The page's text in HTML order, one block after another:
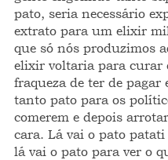
pato, seria necessário
extrato para um elixir
que só nós produzimos
elixir voltaria para curar
fraqueza de ter de pagar
tanto pato para os
comerem e depois
cara. Lá vai o pato
lá vai o pato para ver o